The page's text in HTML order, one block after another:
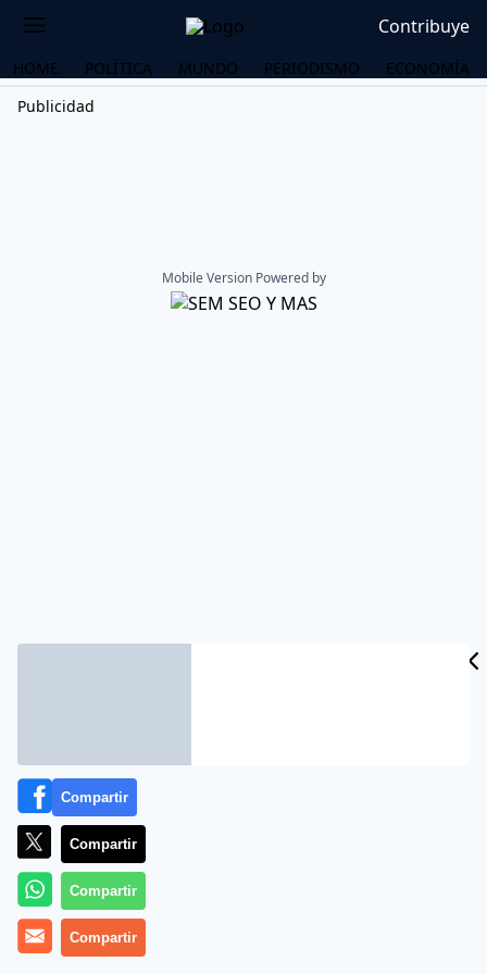
Contribuye
HOME POLÍTICA MUNDO PERIODISMO
ECONOMÍA
Publicidad
Mobile Version Powered by
Compartir
Compartir
Compartir
Compartir